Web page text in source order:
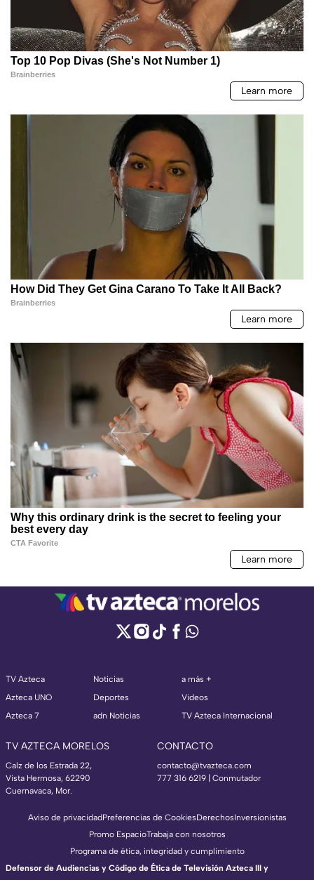
TV Azteca
Azteca UNO
Azteca 7
Noticias
Deportes
adn Noticias
a más +
Videos
TV Azteca Internacional
TV AZTECA MORELOS
Calz de los Estrada 22,
Vista Hermosa, 62290
Cuernavaca, Mor.
CONTACTO
contacto@tvazteca.com
777 316 6219 | Conmutador
Aviso de privacidadPreferencias de CookiesDerechosInversionistas
Promo EspacioTrabaja con nosotros
Programa de ética, integridad y cumplimiento
Defensor de Audiencias y Código de Ética de Televisión Azteca III y